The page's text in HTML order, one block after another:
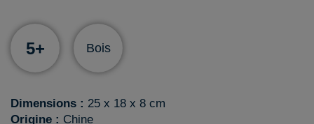
5+ Bois
Dimensions : 25 x 18 x 8 cm
Origine : Chine